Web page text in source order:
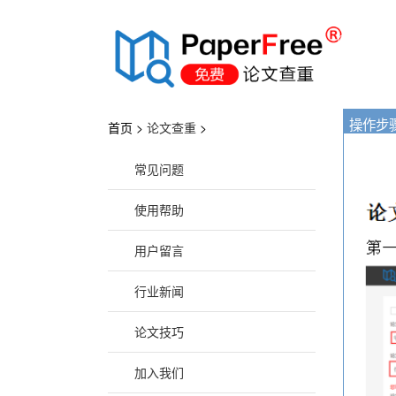
®
首页 > 论文查重 >
常见问题
使用帮助
用户留言
行业新闻
论文技巧
加入我们
操作步